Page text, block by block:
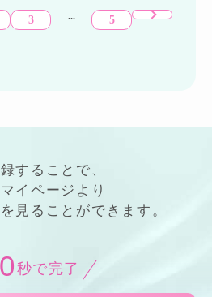
3 ... 5
することで、
マイページ より
を見ることができます。
秒で完了